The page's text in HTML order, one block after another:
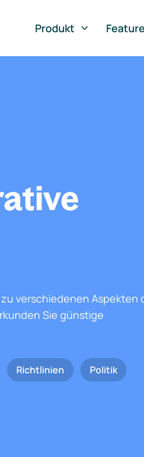
Produkt
verschiedenen Aspekten
Sie günstige
Richtlinien Politik